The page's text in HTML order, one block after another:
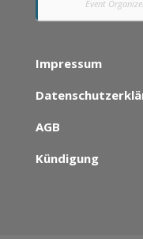
Event
Impressum
AGB
Kündigung